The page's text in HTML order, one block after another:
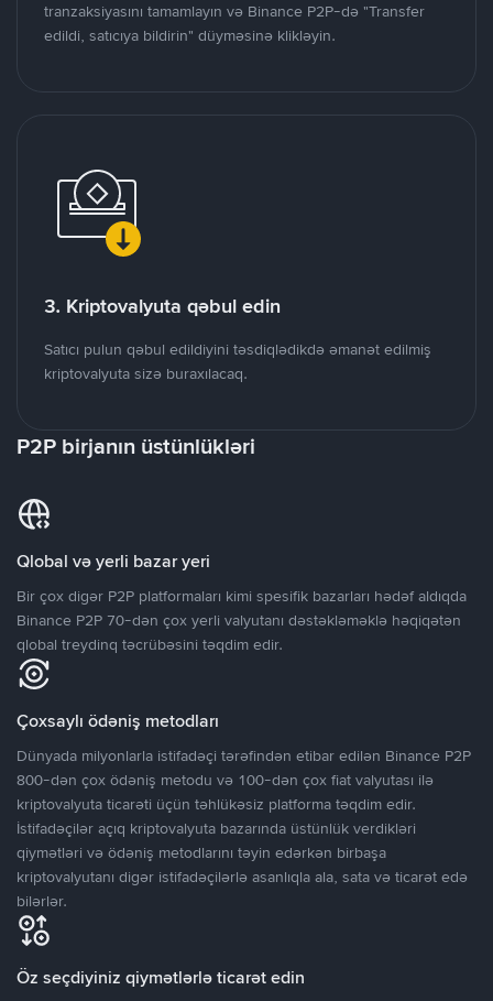
tranzaksiyasını tamamlayın və Binance P2P-də "Transfer
edildi, satıcıya bildirin" düyməsinə klikləyin.
3. Kriptovalyuta qəbul edin
Satıcı pulun qəbul edildiyini təsdiqlədikdə əmanət edilmiş
kriptovalyuta sizə buraxılacaq.
P2P birjanın üstünlükləri
Qlobal və yerli bazar yeri
Bir çox digər P2P platformaları kimi spesifik bazarları hədəf aldıqda
Binance P2P 70-dən çox yerli valyutanı dəstəkləməklə həqiqətən
qlobal treydinq təcrübəsini təqdim edir.
Çoxsaylı ödəniş metodları
Dünyada milyonlarla istifadəçi tərəfindən etibar edilən Binance P2P
800-dən çox ödəniş metodu və 100-dən çox fiat valyutası ilə
kriptovalyuta ticarəti üçün təhlükəsiz platforma təqdim edir.
İstifadəçilər açıq kriptovalyuta bazarında üstünlük verdikləri
qiymətləri və ödəniş metodlarını təyin edərkən birbaşa
kriptovalyutanı digər istifadəçilərlə asanlıqla ala, sata və ticarət edə
bilərlər.
Öz seçdiyiniz qiymətlərlə ticarət edin